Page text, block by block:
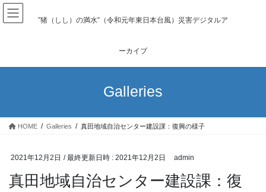
コ
ン
へ
プ
ナ
ビ
ョ
動
”猪（しし）の満水”（令和元年東日本台風）災害デジタルア
ーカイブ
Galleries
HOME Galleries 真田地域自治センター建設課：復興の様子
2021年12月2日 / 最終更新日時 : 2021年12月2日 admin
真田地域自治センター建設課：復